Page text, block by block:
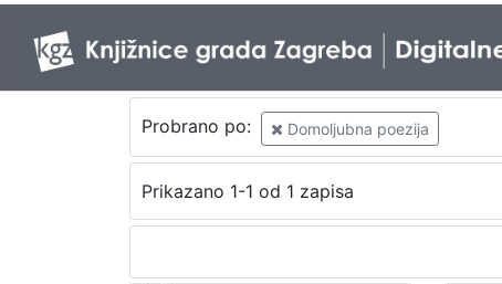
Probrano po: Domoljubna poezija
Prikazano 1-1 od 1 zapisa